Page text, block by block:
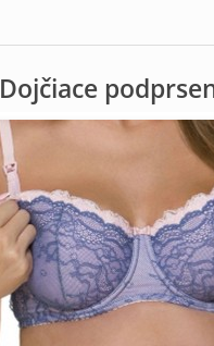
Dojčiace